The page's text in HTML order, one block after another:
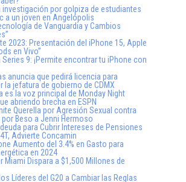
investigación por golpiza de estudiantes
a un joven en Angelópolis
de Vanguardia y Cambios
2023: Presentación del iPhone 15, Apple
en Vivo”
Series 9: ¡Permite encontrar tu iPhone con
anuncia que pedirá licencia para
la jefatura de gobierno de CDMX
es la voz principal de Monday Night
abriendo brecha en ESPN
Querella por Agresión Sexual contra
por Beso a Jenni Hermoso
para Cubrir Intereses de Pensiones
Advierte Concamin
Aumento del 3.4% en Gasto para
en 2024
Miami Dispara a $1,500 Millones de
Líderes del G20 a Cambiar las Reglas